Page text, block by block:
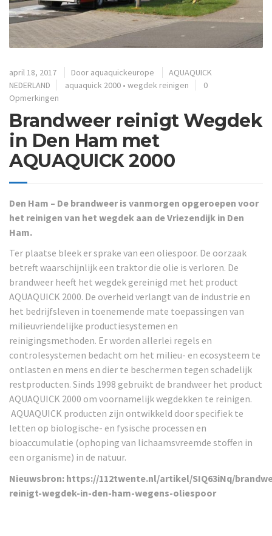
april 18, 2017 Door aquaquickeurope
AQUAQUICK
NEDERLAND
aquaquick 2000 • wegdek reinigen
0
Opmerkingen
Brandweer reinigt Wegdek
in Den Ham met
AQUAQUICK 2000
Den Ham – De brandweer is vanmorgen opgeroepen voor
het reinigen van het wegdek aan de Vriezendijk in Den
Ham.
Ter plaatse bleek er sprake van een oliespoor. De oorzaak
betreft waarschijnlijk een traktor die olie is verloren. De
brandweer heeft het wegdek gereinigd met het product
AQUAQUICK 2000. De overheid verlangt van de industrie en
het bedrijfsleven in toenemende mate toepassingen van
milieuvriendelijke productiesystemen en
reinigingsmethoden. Er worden allerlei regels en
controlesystemen bedacht om het milieu- en ecosysteem te
ontlasten en mens en dier te beschermen tegen schadelijk
restproducten. Sinds 1998 gebruikt de brandweer het product
AQUAQUICK 2000 om voornamelijk wegdekken te reinigen.
AQUAQUICK producten zijn ontwikkeld door specifiek te
letten op biologische- en fysische processen en
bioaccumulatie (ophoping van lichaamsvreemde stoffen in
een organisme) in de natuur.
Nieuwsbron: https://112twente.nl/artikel/SIQ63iNq/
reinigt-wegdek-in-den-ham-wegens-oliespoor